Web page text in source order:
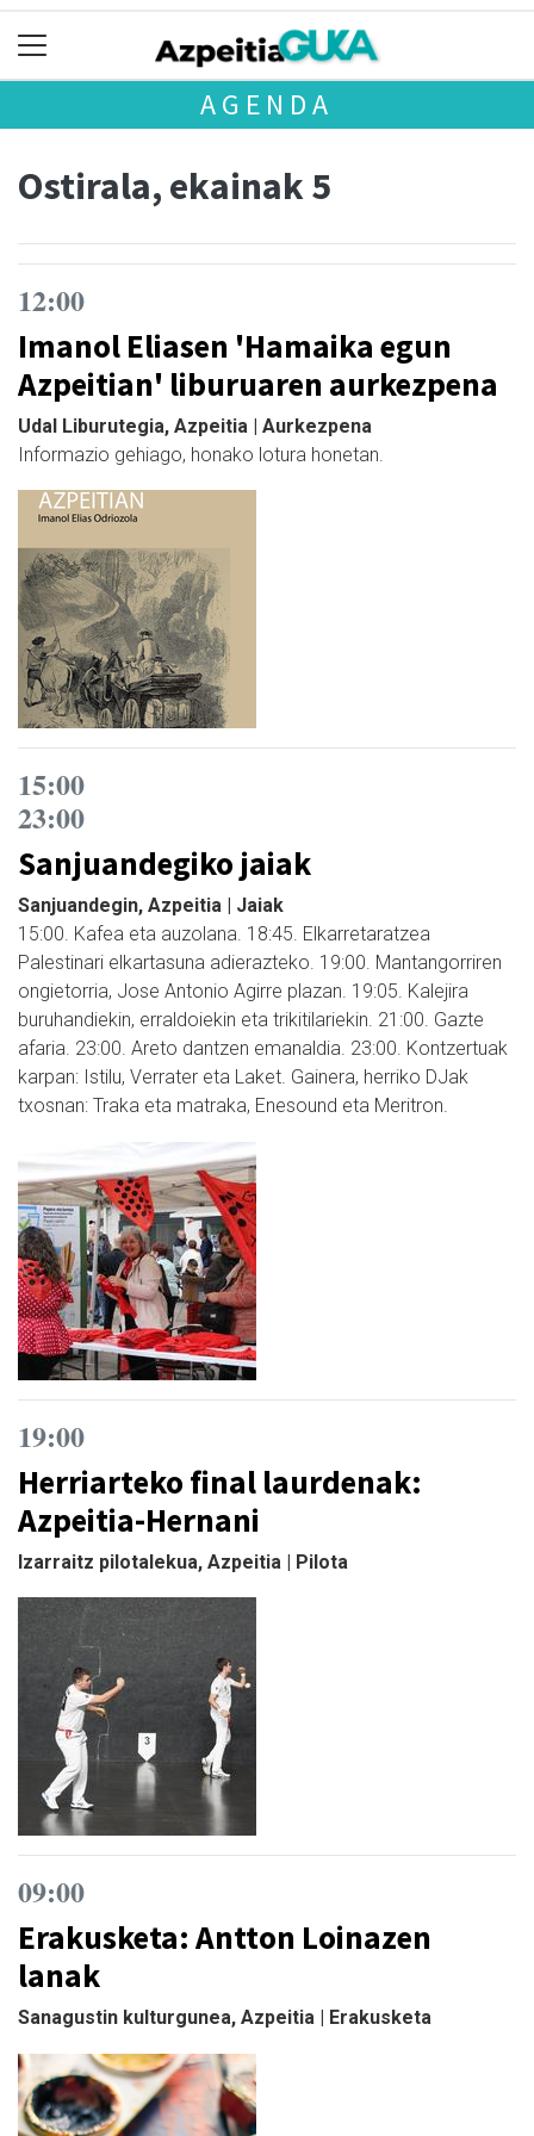
AGENDA
Ostirala, ekainak 5
12:00
Imanol Eliasen 'Hamaika egun
Azpeitian' liburuaren aurkezpena
Udal Liburutegia, Azpeitia | Aurkezpena
Informazio gehiago, honako lotura honetan.
15:00
23:00
Sanjuandegiko jaiak
Sanjuandegin, Azpeitia | Jaiak
15:00. Kafea eta auzolana. 18:45. Elkarretaratzea
Palestinari elkartasuna adierazteko. 19:00. Mantangorriren
ongietorria, Jose Antonio Agirre plazan. 19:05. Kalejira
buruhandiekin, erraldoiekin eta trikitilariekin. 21:00. Gazte
afaria. 23:00. Areto dantzen emanaldia. 23:00. Kontzertuak
karpan: Istilu, Verrater eta Laket. Gainera, herriko DJak
txosnan: Traka eta matraka, Enesound eta Meritron.
19:00
Herriarteko final laurdenak:
Azpeitia-Hernani
Izarraitz pilotalekua, Azpeitia | Pilota
09:00
Erakusketa: Antton Loinazen
lanak
Sanagustin kulturgunea, Azpeitia | Erakusketa